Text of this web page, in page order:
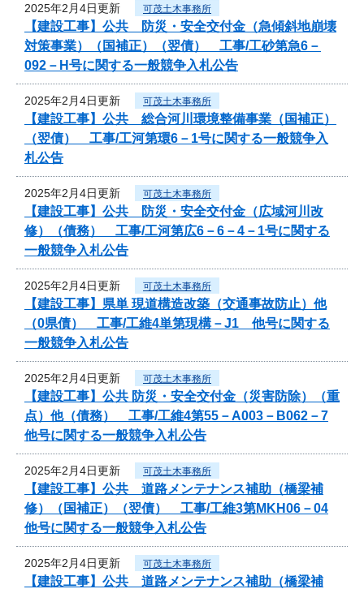
2025年2月4日更新 可茂土木事務所
【建設工事】公共 防災・安全交付金（急傾斜地崩壊
対策事業）（国補正）（翌債） 工事/工砂第急6－
092－H号に関する一般競争入札公告
2025年2月4日更新 可茂土木事務所
【建設工事】公共 総合河川環境整備事業（国補正）
（翌債） 工事/工河第環6－1号に関する一般競争入
札公告
2025年2月4日更新 可茂土木事務所
【建設工事】公共 防災・安全交付金（広域河川改
修）（債務） 工事/工河第広6－6－4－1号に関する
一般競争入札公告
2025年2月4日更新 可茂土木事務所
【建設工事】県単 現道構造改築（交通事故防止）他
（0県債） 工事/工維4単第現構－J1 他号に関する
一般競争入札公告
2025年2月4日更新 可茂土木事務所
【建設工事】公共 防災・安全交付金（災害防除）（重
点）他（債務） 工事/工維4第55－A003－B062－7
他号に関する一般競争入札公告
2025年2月4日更新 可茂土木事務所
【建設工事】公共 道路メンテナンス補助（橋梁補
修）（国補正）（翌債） 工事/工維3第MKH06－04
他号に関する一般競争入札公告
2025年2月4日更新 可茂土木事務所
【建設工事】公共 道路メンテナンス補助（橋梁補